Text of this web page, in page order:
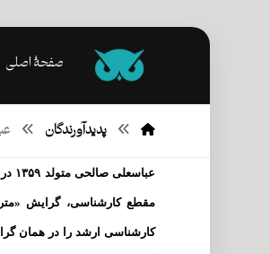
صفحۀ اصلی
پدیدآورندگان
مقطع کارشناسی، گرایش
کارشناسی ارشد را در همان